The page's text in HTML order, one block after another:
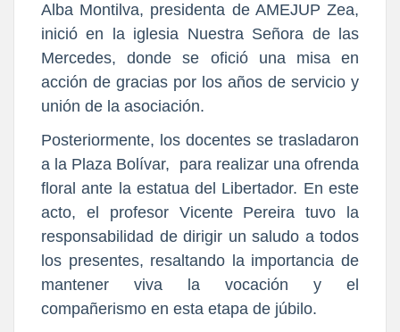
Alba Montilva, presidenta de AMEJUP Zea,
inició en la iglesia Nuestra Señora de las
Mercedes, donde se ofició una misa en
acción de gracias por los años de servicio y
unión de la asociación.
Posteriormente, los docentes se trasladaron
a la Plaza Bolívar, para realizar una ofrenda
floral ante la estatua del Libertador. En este
acto, el profesor Vicente Pereira tuvo la
responsabilidad de dirigir un saludo a todos
los presentes, resaltando la importancia de
mantener viva la vocación y el
compañerismo en esta etapa de júbilo.